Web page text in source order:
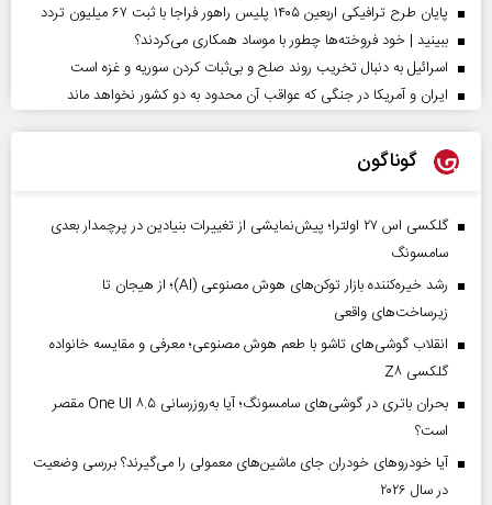
پایان طرح ترافیکی اربعین ۱۴۰۵ پلیس راهور فراجا با ثبت ۶۷ میلیون تردد
ببینید | خود فروخته‌ها چطور با موساد همکاری می‌کردند؟
اسرائیل به دنبال تخریب روند صلح و بی‌ثبات کردن سوریه و غزه است
ایران و آمریکا در جنگی که عواقب آن محدود به دو کشور نخواهد ماند
گوناگون
گلکسی اس ۲۷ اولترا؛ پیش‌نمایشی از تغییرات بنیادین در پرچمدار بعدی
سامسونگ
رشد خیره‌کننده بازار توکن‌های هوش مصنوعی (AI)؛ از هیجان تا
زیرساخت‌های واقعی
انقلاب گوشی‌های تاشو‌ با طعم هوش مصنوعی؛ معرفی و مقایسه خانواده
گلکسی Z۸
بحران باتری در گوشی‌های سامسونگ؛ آیا به‌روزرسانی One UI ۸.۵ مقصر
است؟
آیا خودروهای خودران جای ماشین‌های معمولی را می‌گیرند؟ بررسی وضعیت
در سال ۲۰۲۶